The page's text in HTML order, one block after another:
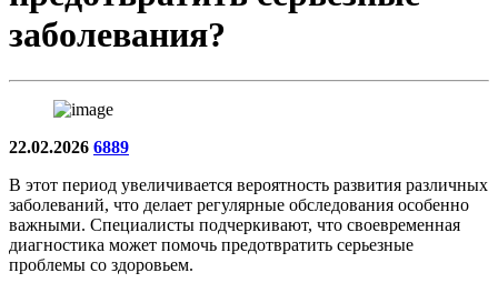
заболевания?
22.02.2026 6889
В этот период увеличивается вероятность развития различных
заболеваний, что делает регулярные обследования особенно
важными. Специалисты подчеркивают, что своевременная
диагностика может помочь предотвратить серьезные
проблемы со здоровьем.